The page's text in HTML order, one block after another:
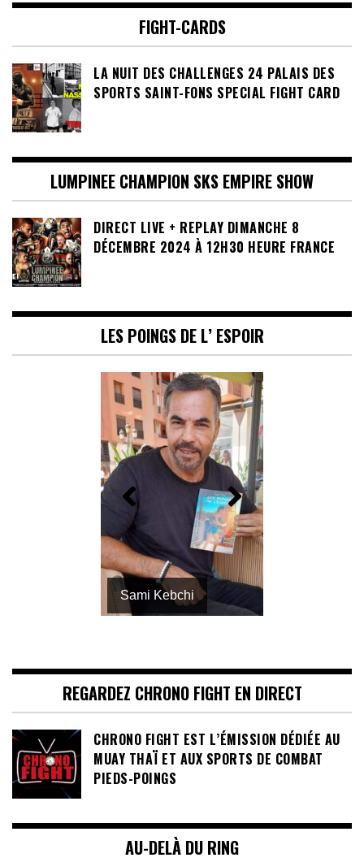
FIGHT-CARDS
LA NUIT DES CHALLENGES 24 PALAIS DES
SPORTS SAINT-FONS SPECIAL FIGHT CARD
LUMPINEE CHAMPION SKS EMPIRE SHOW
DIRECT LIVE + REPLAY DIMANCHE 8
DÉCEMBRE 2024 À 12H30 HEURE FRANCE
LES POINGS DE L’ ESPOIR
Sami Kebchi
REGARDEZ CHRONO FIGHT EN DIRECT
CHRONO FIGHT EST L’ÉMISSION DÉDIÉE AU
MUAY THAÏ ET AUX SPORTS DE COMBAT
PIEDS-POINGS
AU-DELÀ DU RING